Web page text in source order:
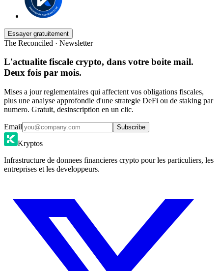
Essayer gratuitement
The Reconciled · Newsletter
L'actualite fiscale crypto, dans votre boite mail.
Deux fois par mois.
Mises a jour reglementaires qui affectent vos obligations fiscales,
plus une analyse approfondie d'une strategie DeFi ou de staking par
numero. Gratuit, desinscription en un clic.
Email Subscribe
Kryptos
Infrastructure de donnees financieres crypto pour les particuliers, les
entreprises et les developpeurs.